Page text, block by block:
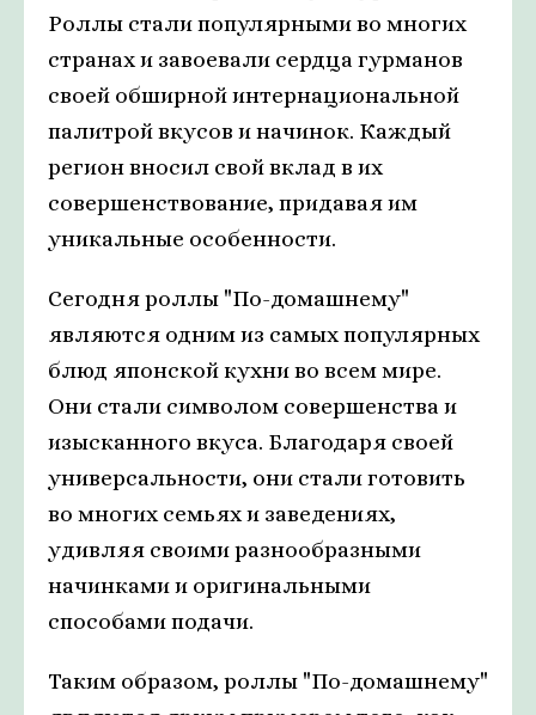
Роллы стали популярными во многих
странах и завоевали сердца гурманов
своей обширной интернациональной
палитрой вкусов и начинок. Каждый
регион вносил свой вклад в их
совершенствование, придавая им
уникальные особенности.
Сегодня роллы "По-домашнему"
являются одним из самых популярных
блюд японской кухни во всем мире.
Они стали символом совершенства и
изысканного вкуса. Благодаря своей
универсальности, они стали готовить
во многих семьях и заведениях,
удивляя своими разнообразными
начинками и оригинальными
способами подачи.
Таким образом, роллы "По-домашнему"